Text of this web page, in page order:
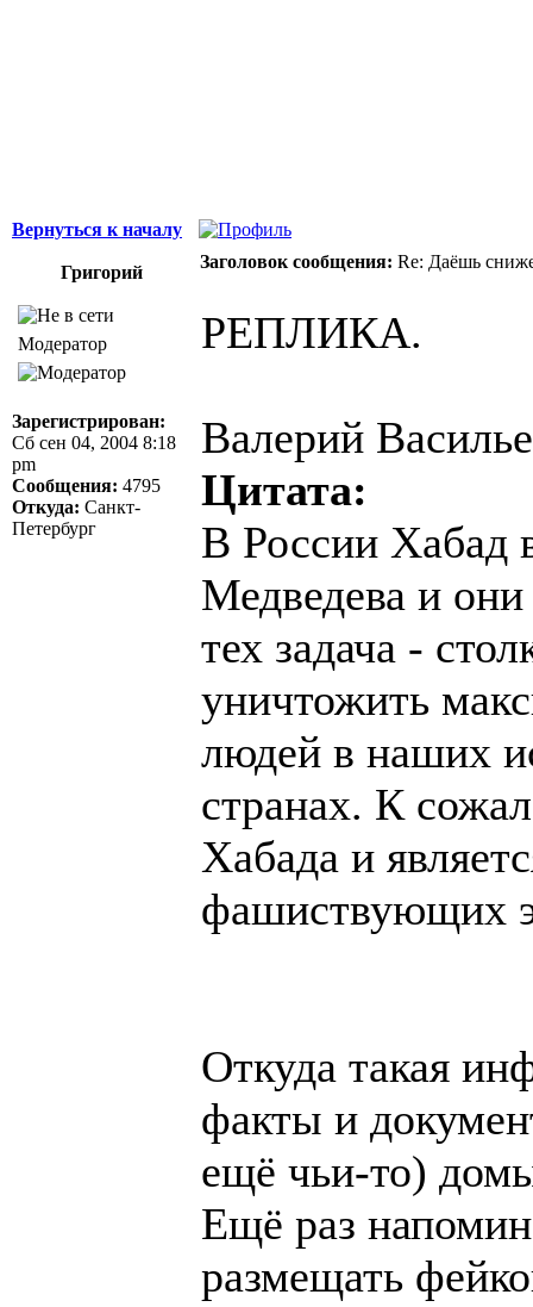
Вернуться к началу
Григорий
Заголовок сообщения: Re: Даёшь
Модератор
Зарегистрирован:
Сб сен 04, 2004 8:18
pm
Сообщения: 4795
Откуда: Санкт-
Петербург
РЕПЛИКА.
Валерий
Цитата:
В России Хабад
Медведева и
тех задача -
уничтожить
людей в наших
странах. К
Хабада и
фашиствующих
Откуда такая
факты и
ещё чьи-то)
Ещё раз
размещать